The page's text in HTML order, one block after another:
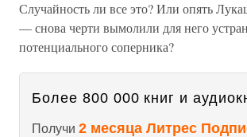
Случайность ли все это? Или опять
— снова черти вымолили для него
потенциального соперника?
Более 800 000 книг и
Получи 2 месяца Литрес